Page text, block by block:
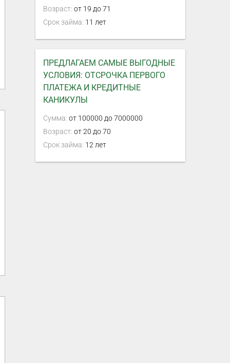
Возраст: от 19 до 71
Срок займа: 11 лет
ПРЕДЛАГАЕМ САМЫЕ ВЫГОДНЫЕ
УСЛОВИЯ: ОТСРОЧКА ПЕРВОГО
ПЛАТЕЖА И КРЕДИТНЫЕ
КАНИКУЛЫ
Сумма: от 100000 до 7000000
Возраст: от 20 до 70
Срок займа: 12 лет